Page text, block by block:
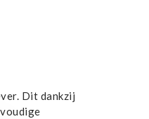
Dit dankzij